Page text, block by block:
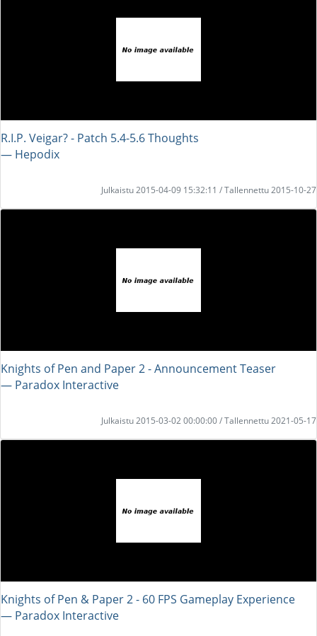
R.I.P. Veigar? - Patch 5.4-5.6 Thoughts
― Hepodix
Julkaistu 2015-04-09 15:32:11 / Tallennettu 2015-10-27
Knights of Pen and Paper 2 - Announcement Teaser
― Paradox Interactive
Julkaistu 2015-03-02 00:00:00 / Tallennettu 2021-05-17
Knights of Pen & Paper 2 - 60 FPS Gameplay Experience
― Paradox Interactive